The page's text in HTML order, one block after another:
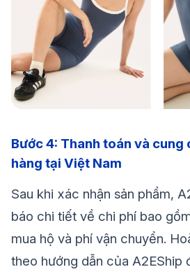
Bước 4: Thanh toán và cung
hàng tại Việt Nam
Sau khi xác nhận sản phẩm,
báo chi tiết về chi phí bao
mua hộ và phí vận chuyển.
theo hướng dẫn của A2EShip